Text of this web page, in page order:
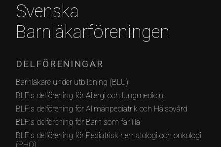
Svenska
Barnläkarföreningen
DELFÖRENINGAR
Barnläkare under utbildning (BLU)
BLF:s delförening för Allergi och lungmedicin
BLF:s delförening för Allmänpediatrik och Hälsovård
BLF:s delförening för Barn som far illa
BLF:s delförening för Pediatrisk hematologi och onkologi
(PHO)